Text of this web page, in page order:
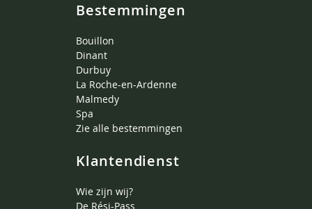
Bestemmingen
Bouillon
Dinant
Durbuy
La Roche-en-Ardenne
Malmedy
Spa
Zie alle bestemmingen
Klantendienst
Wie zijn wij?
De Rési-Pass